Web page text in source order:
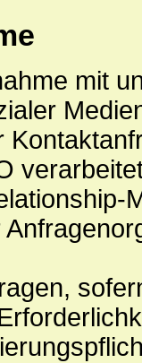
mit